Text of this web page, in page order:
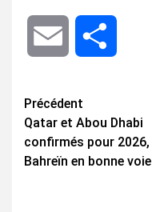
Email
Navigation
d’article
Précédent
Qatar et Abou Dhabi
confirmés pour 2026,
Bahreïn en bonne voie